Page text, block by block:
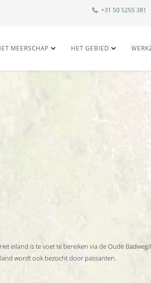
+31 50 5255 381
MEERSCHAP HET GEBIED
eiland is te voet te bereiken via de Oude
wordt ook bezocht door passanten.